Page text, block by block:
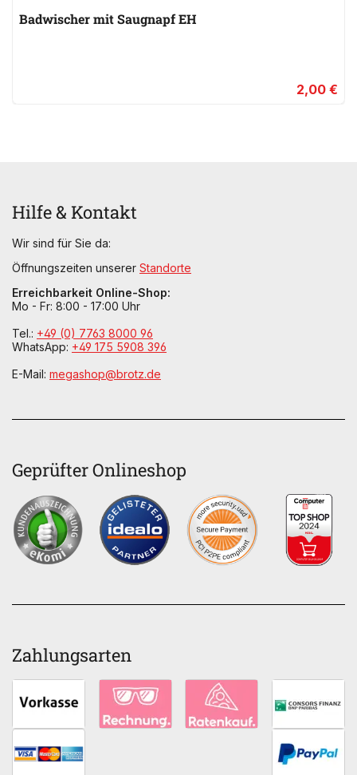
Badwischer mit Saugnapf EH
2,00 €
Hilfe & Kontakt
Wir sind für Sie da:
Öffnungszeiten unserer Standorte
Erreichbarkeit Online-Shop:
Mo - Fr: 8:00 - 17:00 Uhr
Tel.: +49 (0) 7763 8000 96
WhatsApp: +49 175 5908 396
E-Mail: megashop@brotz.de
Geprüfter Onlineshop
Zahlungsarten